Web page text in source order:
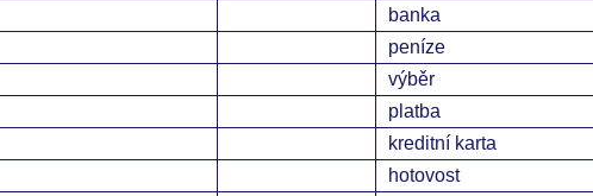
banka
peníze
výběr
platba
kreditní karta
hotovost